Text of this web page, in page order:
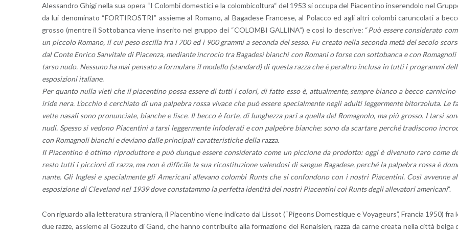
Ales­san­dro Ghigi nella sua opera “I Co­lom­bi do­me­sti­ci e la co­lom­bi­col­tu­ra“ del 1953 si oc­cu­pa del Pia­cen­ti­no in­se­ren­do­lo nel
da lui de­no­mi­na­to “FOR­TI­RO­STRI” as­sie­me al Ro­ma­no, al Ba­ga­de­se Fran­ce­se, al Po­lac­co ed agli altri co­lom­bi ca­run­co­la­ti a
gros­so (men­tre il Sot­to­ban­ca viene in­se­ri­to nel grup­po dei “CO­LOM­BI GAL­LI­NA”) e così lo de­scri­ve: “Può es­se­re con­si­de­ra­to
un pic­co­lo Ro­ma­no, il cui peso oscil­la fra i 700 ed i 900 gram­mi a se­con­da del sesso. Fu crea­to nella se­con­da metà del se­co­lo
dal Conte En­ri­co San­vi­ta­le di Pia­cen­za, me­dian­te in­cro­cio tra Ba­ga­de­si bian­chi con Ro­ma­ni o forse con sot­to­ban­ca e con Ro­ma­gno­li
tarso nudo. Nes­su­no ha mai pen­sa­to a for­mu­la­re il mo­del­lo (stan­dard) di que­sta razza che è pe­ral­tro in­clu­sa in tutti i pro­gram­mi
espo­si­zio­ni ita­lia­ne.
Per quan­to nulla vieti che il pia­cen­ti­no possa es­se­re di tutti i co­lo­ri, di fatto esso è, at­tual­men­te, sem­pre bian­co a becco car­ni­ci­no
iride nera. L’oc­chio è cer­chia­to di una pal­pe­bra rossa vi­va­ce che può es­se­re spe­cial­men­te negli adul­ti leg­ger­men­te bi­tor­zo­lu­ta. Le
vet­te na­sa­li sono pro­nun­cia­te, bian­che e lisce. Il becco è forte, di lun­ghez­za pari a quel­la del Ro­ma­gno­lo, ma più gros­so. I tarsi
nudi. Spes­so si ve­do­no Pia­cen­ti­ni a tarsi leg­ger­men­te in­fo­de­ra­ti e con pal­pe­bre bian­che: sono da scar­ta­re per­ché tra­di­sco­no
con Ro­ma­gno­li bian­chi e de­via­no dalle prin­ci­pa­li ca­rat­te­ri­sti­che della razza.
II Pia­cen­ti­no è ot­ti­mo ri­pro­dut­to­re e può dun­que es­se­re con­si­de­ra­to come un pic­cio­ne da pro­dot­to: oggi è di­ve­nu­to raro come
resto tutti i pic­cio­ni di razza, ma non è dif­fi­ci­le la sua ri­co­sti­tu­zio­ne va­len­do­si di san­gue Ba­ga­de­se, per­ché la pal­pe­bra rossa è
nan­te. Gli In­gle­si e spe­cial­men­te gli Ame­ri­ca­ni al­le­va­no co­lom­bi Runts che si con­fon­do­no con i no­stri Pia­cen­ti­ni. Così av­ven­ne
espo­si­zio­ne di Cle­ve­land nel 1939 dove con­sta­tam­mo la per­fet­ta iden­ti­tà dei no­stri Pia­cen­ti­ni coi Runts degli al­le­va­to­ri ame­ri­ca­ni”.
Con ri­guar­do alla let­te­ra­tu­ra stra­nie­ra, il Pia­cen­ti­no viene in­di­ca­to dal Lis­sot (“Pi­geons Do­me­sti­que e Voya­geurs”, Fran­cia 1950) fra
due razze, as­sie­me al Goz­zu­to di Gand, che hanno con­tri­bui­to alla for­ma­zio­ne del Re­nai­sien, razza da carne crea­ta nella città belga